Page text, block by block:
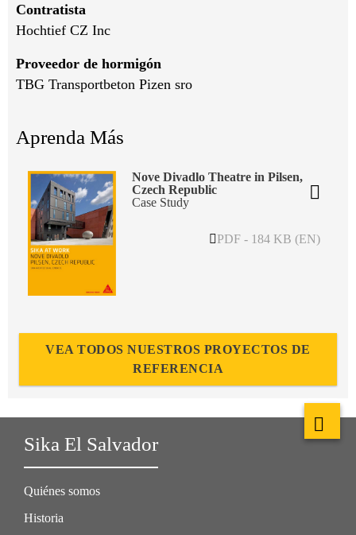
Contratista
Hochtief CZ Inc
Proveedor de hormigón
TBG Transportbeton Pizen sro
Aprenda Más
Nove Divadlo Theatre in Pilsen,
Czech Republic
Case Study
PDF - 184 KB (EN)
VEA TODOS NUESTROS PROYECTOS DE
REFERENCIA
Sika El Salvador
Quiénes somos
Historia